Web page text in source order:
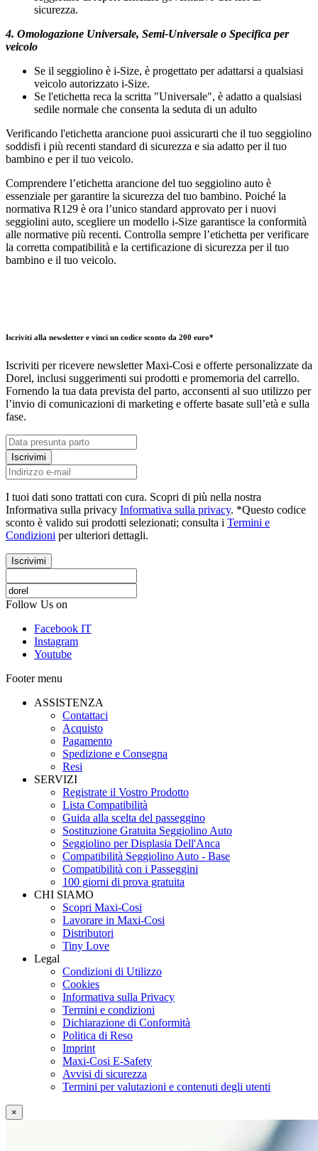
sicurezza.
4. Omologazione Universale, Semi-Universale o Specifica per
veicolo
Se il seggiolino è i-Size, è progettato per adattarsi a qualsiasi
veicolo autorizzato i-Size.
Se l'etichetta reca la scritta "Universale", è adatto a qualsiasi
sedile normale che consenta la seduta di un adulto
Verificando l'etichetta arancione puoi assicurarti che il tuo seggiolino
soddisfi i più recenti standard di sicurezza e sia adatto per il tuo
bambino e per il tuo veicolo.
Comprendere l’etichetta arancione del tuo seggiolino auto è
essenziale per garantire la sicurezza del tuo bambino. Poiché la
normativa R129 è ora l’unico standard approvato per i nuovi
seggiolini auto, scegliere un modello i-Size garantisce la conformità
alle normative più recenti. Controlla sempre l’etichetta per verificare
la corretta compatibilità e la certificazione di sicurezza per il tuo
bambino e il tuo veicolo.
Iscriviti alla newsletter e vinci un codice sconto da 200 euro*
Iscriviti per ricevere newsletter Maxi-Cosi e offerte personalizzate da
Dorel, inclusi suggerimenti sui prodotti e promemoria del carrello.
Fornendo la tua data prevista del parto, acconsenti al suo utilizzo per
l’invio di comunicazioni di marketing e offerte basate sull’età e sulla
fase.
Iscrivimi
I tuoi dati sono trattati con cura. Scopri di più nella nostra
Informativa sulla privacy Informativa sulla privacy. *Questo codice
sconto è valido sui prodotti selezionati; consulta i Termini e
Condizioni per ulteriori dettagli.
Iscrivimi
Follow Us on
Facebook IT
Instagram
Youtube
Footer menu
ASSISTENZA
Contattaci
Acquisto
Pagamento
Spedizione e Consegna
Resi
SERVIZI
Registrate il Vostro Prodotto
Lista Compatibilità
Guida alla scelta del passeggino
Sostituzione Gratuita Seggiolino Auto
Seggiolino per Displasia Dell'Anca
Compatibilità Seggiolino Auto - Base
Compatibilità con i Passeggini
100 giorni di prova gratuita
CHI SIAMO
Scopri Maxi-Cosi
Lavorare in Maxi-Cosi
Distributori
Tiny Love
Legal
Condizioni di Utilizzo
Cookies
Informativa sulla Privacy
Termini e condizioni
Dichiarazione di Conformità
Politica di Reso
Imprint
Maxi-Cosi E-Safety
Avvisi di sicurezza
Termini per valutazioni e contenuti degli utenti
×